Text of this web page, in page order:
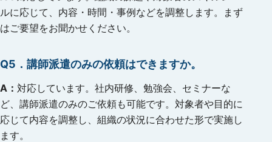
ルに応じて、内容・時間・事例などを調整します。まず
はご要望をお聞かせください。
Q5． 講師派遣のみの依頼はできますか。
A： 対応しています。社内研修、勉強会、セミナーな
ど、講師派遣のみのご依頼も可能です。対象者や目的に
応じて内容を調整し、組織の状況に合わせた形で実施し
ます。